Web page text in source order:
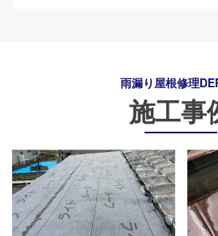
雨漏り屋根修理
施工事